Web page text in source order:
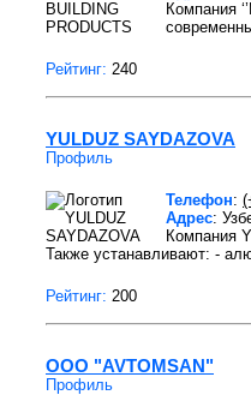
Компания
Рейтинг: 240
YULDUZ SAYDAZOVA
Профиль
Телефон:
Адрес:
Компания
Также устанавливают: -
Рейтинг: 200
ООО "AVTOMSAN"
Профиль